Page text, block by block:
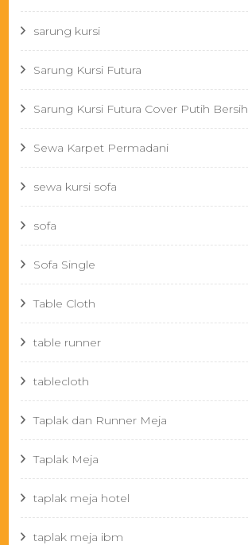
sarung kursi
Sarung Kursi Futura
Sarung Kursi Futura Cover Putih Bersih
Sewa Karpet Permadani
sewa kursi sofa
sofa
Sofa Single
Table Cloth
table runner
tablecloth
Taplak dan Runner Meja
Taplak Meja
taplak meja hotel
taplak meja ibm